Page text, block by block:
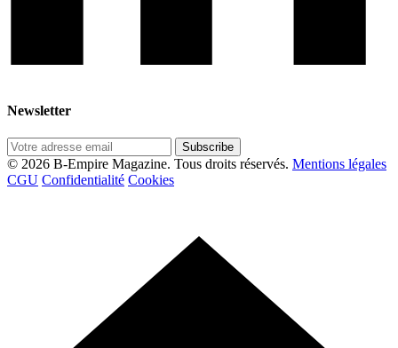
Newsletter
Subscribe
© 2026 B-Empire Magazine. Tous droits réservés. Mentions légales
CGU Confidentialité Cookies